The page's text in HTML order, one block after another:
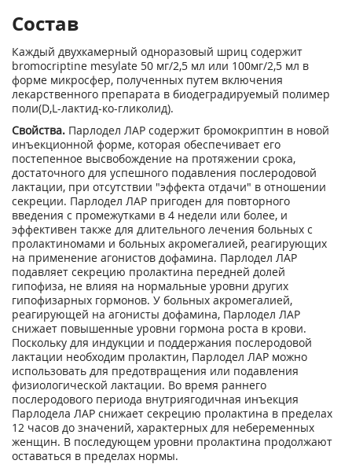
Состав
Каждый двухкамерный одноразовый шриц содержит
bromocriptine mesylate 50 мг/2,5 мл или 100мг/2,5 мл в
форме микросфер, полученных путем включения
лекарственного препарата в биодеградируемый полимер
поли(D,L-лактид-ко-гликолид).
Свойства. Парлодел ЛАР содержит бромокриптин в новой
инъекционной форме, которая обеспечивает его
постепенное высвобождение на протяжении срока,
достаточного для успешного подавления послеродовой
лактации, при отсутствии "эффекта отдачи" в отношении
секреции. Парлодел ЛАР пригоден для повторного
введения с промежутками в 4 недели или более, и
эффективен также для длительного лечения больных с
пролактиномами и больных акромегалией, реагирующих
на применение агонистов дофамина. Парлодел ЛАР
подавляет секрецию пролактина передней долей
гипофиза, не влияя на нормальные уровни других
гипофизарных гормонов. У больных акромегалией,
реагирующей на агонисты дофамина, Парлодел ЛАР
снижает повышенные уровни гормона роста в крови.
Поскольку для индукции и поддержания послеродовой
лактации необходим пролактин, Парлодел ЛАР можно
использовать для предотвращения или подавления
физиологической лактации. Во время раннего
послеродового периода внутриягодичная инъекция
Парлодела ЛАР снижает секрецию пролактина в пределах
12 часов до значений, характерных для небеременных
женщин. В последующем уровни пролактина продолжают
оставаться в пределах нормы.